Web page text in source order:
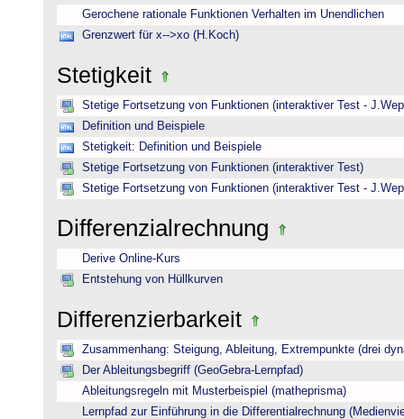
Gerochene rationale Funktionen Verhalten im Unendlichen
Grenzwert für x-->xo (H.Koch)
Stetigkeit
Stetige Fortsetzung von Funktionen (interaktiver Test -
Definition und Beispiele
Stetigkeit: Definition und Beispiele
Stetige Fortsetzung von Funktionen (interaktiver Test)
Stetige Fortsetzung von Funktionen (interaktiver Test -
Differenzialrechnung
Derive Online-Kurs
Entstehung von Hüllkurven
Differenzierbarkeit
Zusammenhang: Steigung, Ableitung, Extrempunkte (drei
Der Ableitungsbegriff (GeoGebra-Lernpfad)
Ableitungsregeln mit Musterbeispiel (matheprisma)
Lernpfad zur Einführung in die Differentialrechnung